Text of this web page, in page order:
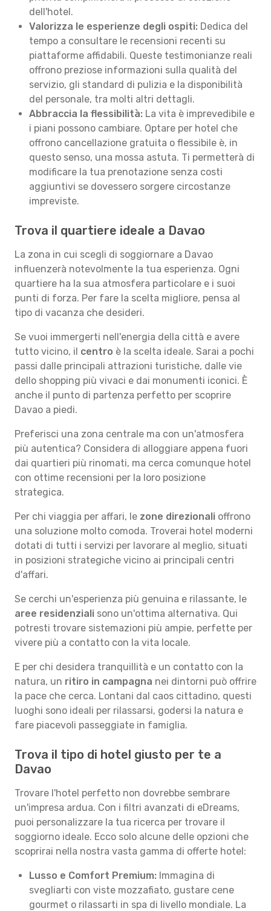
dell'hotel.
Valorizza le esperienze degli ospiti: Dedica del
tempo a consultare le recensioni recenti su
piattaforme affidabili. Queste testimonianze reali
offrono preziose informazioni sulla qualità del
servizio, gli standard di pulizia e la disponibilità
del personale, tra molti altri dettagli.
Abbraccia la flessibilità: La vita è imprevedibile e
i piani possono cambiare. Optare per hotel che
offrono cancellazione gratuita o flessibile è, in
questo senso, una mossa astuta. Ti permetterà di
modificare la tua prenotazione senza costi
aggiuntivi se dovessero sorgere circostanze
impreviste.
Trova il quartiere ideale a Davao
La zona in cui scegli di soggiornare a Davao
influenzerà notevolmente la tua esperienza. Ogni
quartiere ha la sua atmosfera particolare e i suoi
punti di forza. Per fare la scelta migliore, pensa al
tipo di vacanza che desideri.
Se vuoi immergerti nell'energia della città e avere
tutto vicino, il centro è la scelta ideale. Sarai a pochi
passi dalle principali attrazioni turistiche, dalle vie
dello shopping più vivaci e dai monumenti iconici. È
anche il punto di partenza perfetto per scoprire
Davao a piedi.
Preferisci una zona centrale ma con un'atmosfera
più autentica? Considera di alloggiare appena fuori
dai quartieri più rinomati, ma cerca comunque hotel
con ottime recensioni per la loro posizione
strategica.
Per chi viaggia per affari, le zone direzionali offrono
una soluzione molto comoda. Troverai hotel moderni
dotati di tutti i servizi per lavorare al meglio, situati
in posizioni strategiche vicino ai principali centri
d'affari.
Se cerchi un'esperienza più genuina e rilassante, le
aree residenziali sono un'ottima alternativa. Qui
potresti trovare sistemazioni più ampie, perfette per
vivere più a contatto con la vita locale.
E per chi desidera tranquillità e un contatto con la
natura, un ritiro in campagna nei dintorni può offrire
la pace che cerca. Lontani dal caos cittadino, questi
luoghi sono ideali per rilassarsi, godersi la natura e
fare piacevoli passeggiate in famiglia.
Trova il tipo di hotel giusto per te a
Davao
Trovare l'hotel perfetto non dovrebbe sembrare
un'impresa ardua. Con i filtri avanzati di eDreams,
puoi personalizzare la tua ricerca per trovare il
soggiorno ideale. Ecco solo alcune delle opzioni che
scoprirai nella nostra vasta gamma di offerte hotel:
Lusso e Comfort Premium: Immagina di
svegliarti con viste mozzafiato, gustare cene
gourmet o rilassarti in spa di livello mondiale. La